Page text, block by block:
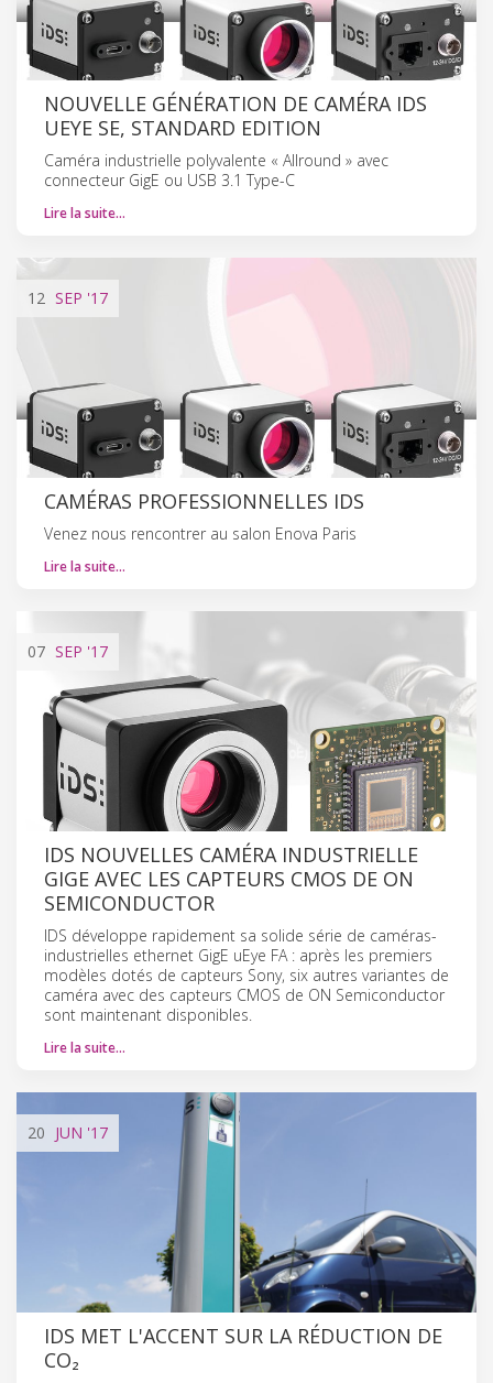
NOUVELLE GÉNÉRATION DE CAMÉRA IDS
UEYE SE, STANDARD EDITION
Caméra industrielle polyvalente « Allround » avec
connecteur GigE ou USB 3.1 Type-C
Lire la suite…
12 SEP '17
CAMÉRAS PROFESSIONNELLES IDS
Venez nous rencontrer au salon Enova Paris
Lire la suite…
07 SEP '17
IDS NOUVELLES CAMÉRA INDUSTRIELLE
GIGE AVEC LES CAPTEURS CMOS DE ON
SEMICONDUCTOR
IDS développe rapidement sa solide série de caméras-
industrielles ethernet GigE uEye FA : après les premiers
modèles dotés de capteurs Sony, six autres variantes de
caméra avec des capteurs CMOS de ON Semiconductor
sont maintenant disponibles.
Lire la suite…
20 JUN '17
IDS MET L'ACCENT SUR LA RÉDUCTION DE
CO₂